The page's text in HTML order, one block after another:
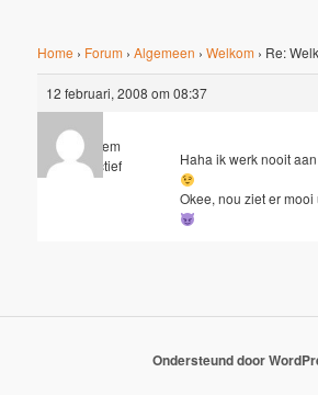
Home › Forum › Algemeen › Welkom › Re:
12 februari, 2008 om 08:37
Anoniem
Inactief
Haha ik werk nooit
Okee, nou ziet er
Ondersteund door